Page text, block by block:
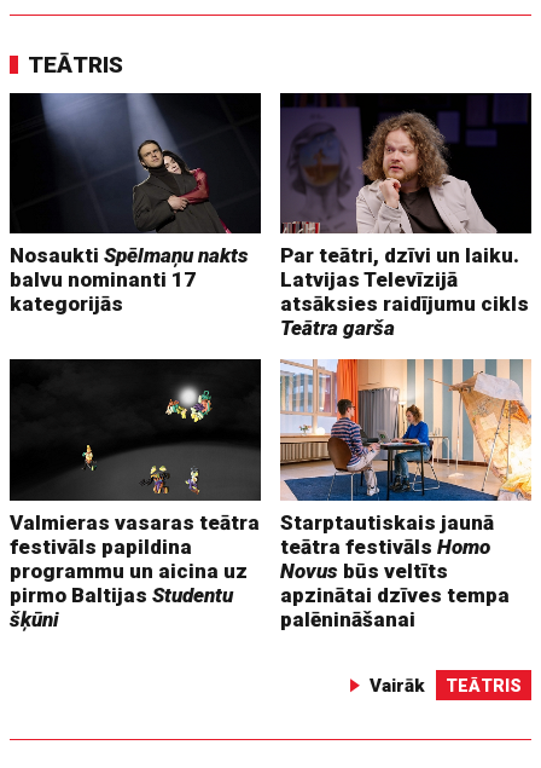
TEĀTRIS
NosauktiSpēlmaņu nakts
balvu nominanti 17
kategorijās
Par teātri, dzīvi un laiku.
Latvijas Televīzijā
atsāksies raidījumu cikls
Teātra garša
Valmieras vasaras teātra
festivāls papildina
programmu un aicina uz
pirmo BaltijasStudentu
šķūni
Starptautiskais jaunā
teātra festivālsHomo
Novus būs veltīts
apzinātai dzīves tempa
palēnināšanai
Vairāk TEĀTRIS